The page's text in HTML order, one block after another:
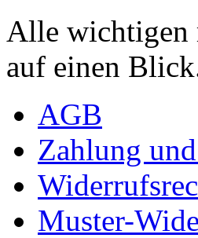
Alle wichtigen
auf einen
AGB
Zahlung
Muster-